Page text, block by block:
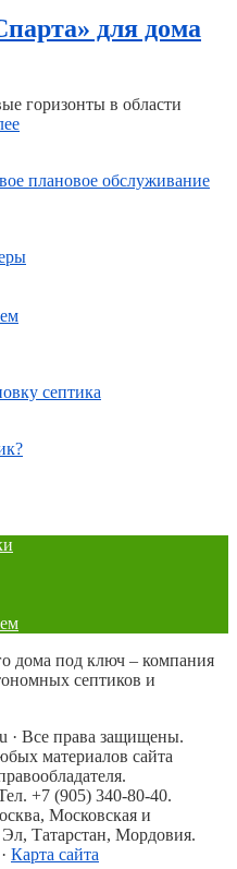
для дома
горизонты в области
дома под ключ – компания
септиков и
· Все права защищены.
материалов сайта
+7 (905) 340-80-40.
Московская и
Татарстан, Мордовия.
· Карта сайта